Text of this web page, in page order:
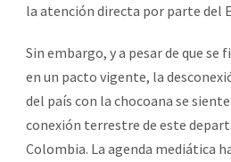
la atención directa por parte del
Sin embargo, y a pesar de que
en un pacto vigente, la
del país con la chocoana se
conexión terrestre de este
Colombia. La agenda mediática